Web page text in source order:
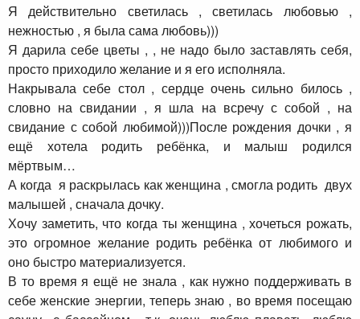
Я действительно светилась , светилась любовью ,
нежностью , я была сама любовь)))
Я дарила себе цветы , , не надо было заставлять себя,
просто приходило желание и я его исполняла.
Накрывала себе стол , сердце очень сильно билось ,
словно на свидании , я шла на всречу с собой , на
свидание с собой любимой)))После рождения дочки , я
ещё хотела родить ребёнка, и малыш родился
мёртвым…
А когда я раскрылась как женщина , смогла родить двух
малышей , сначала дочку.
Хочу заметить, что когда ты женщина , хочеться рожать,
это огромное желание родить ребёнка от любимого и
оно быстро материализуется.
В то время я ещё не знала , как нужно поддерживать в
себе женские энергии, теперь знаю , во время посещаю